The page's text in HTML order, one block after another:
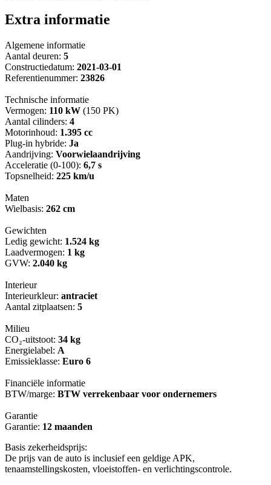
Extra informatie
Algemene informatie
Aantal deuren: 5
Constructiedatum: 2021-03-01
Referentienummer: 23826
Technische informatie
Vermogen: 110 kW (150 PK)
Aantal cilinders: 4
Motorinhoud: 1.395 cc
Plug-in hybride: Ja
Aandrijving: Voorwielaandrijving
Acceleratie (0-100): 6,7 s
Topsnelheid: 225 km/u
Maten
Wielbasis: 262 cm
Gewichten
Ledig gewicht: 1.524 kg
Laadvermogen: 1 kg
GVW: 2.040 kg
Interieur
Interieurkleur: antraciet
Aantal zitplaatsen: 5
Milieu
CO₂-uitstoot: 34 kg
Energielabel: A
Emissieklasse: Euro 6
Financiële informatie
BTW/marge: BTW verrekenbaar voor ondernemers
Garantie
Garantie: 12 maanden
Basis zekerheidsprijs:
De prijs van de auto is inclusief een geldige APK,
tenaamstellingskosten, vloeistoffen- en verlichtingscontrole.